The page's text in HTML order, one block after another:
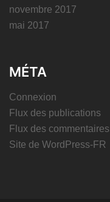
novembre 2017
mai 2017
MÉTA
Connexion
Flux des publications
Flux des commentaires
Site de WordPress-FR